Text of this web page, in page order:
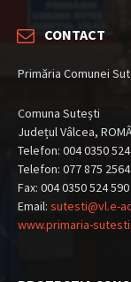
CONTACT
Primăria Comunei
Comuna Sutești
Județul Vâlcea,
Telefon: 004 0350
Telefon: 077 875 2564.
Fax: 004 0350 524 590
Email: sutesti@vl.e-
www.primaria-